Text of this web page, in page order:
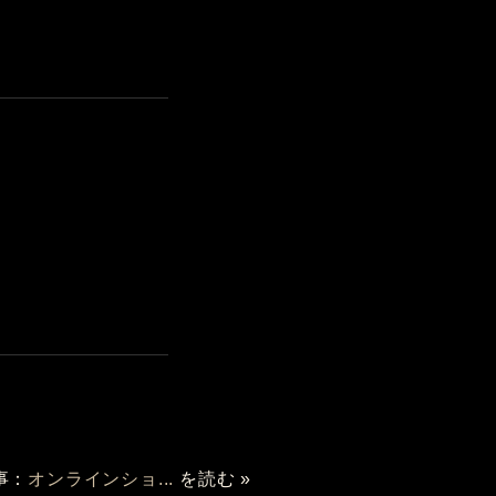
オンラインショ... を読む »